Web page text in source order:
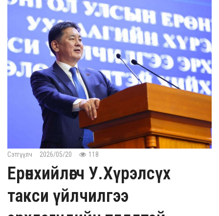
Сэтгүүлч 2026/05/20 118
Ерөнхийлөгч У.Хүрэлсүх
такси үйлчилгээ